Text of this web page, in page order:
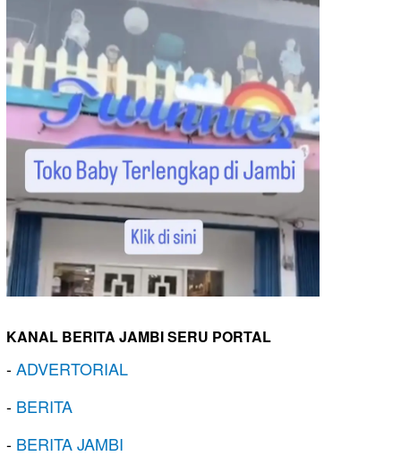
KANAL BERITA JAMBI SERU PORTAL
-ADVERTORIAL
- BERITA
- BERITA JAMBI